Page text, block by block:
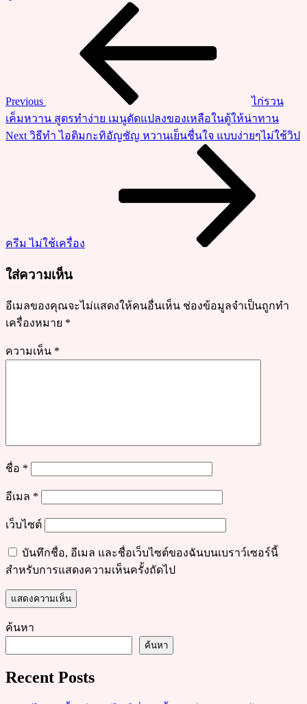
หวาน
คลาย
Previous
ไก่รวน
เค็มหวาน สูตรทำง่าย เมนูดัดแปลงของเหลือในตู้ให้น่าทาน
Next
Post
Next วิธีทำ ไอติมกะทิอัญชัญ หวานเย็นชื่นใจ แบบง่ายๆไม่ใช้วิป
ครีม ไม่ใช้เครื่อง
ใส่ความเห็น
อีเมลของคุณจะไม่แสดงให้คนอื่นเห็น ช่องข้อมูลจำเป็นถูกทำ
เครื่องหมาย *
ความเห็น *
ชื่อ *
อีเมล *
เว็บไซต์
บันทึกชื่อ, อีเมล และชื่อเว็บไซต์ของฉันบนเบราว์เซอร์นี้
สำหรับการแสดงความเห็นครั้งถัดไป
ค้นหา
ค้นหา
Recent Posts